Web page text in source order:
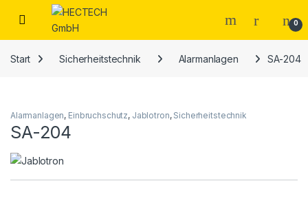
Open 0
Start Sicherheitstechnik Alarmanlagen SA-204
Alarmanlagen, Einbruchschutz, Jablotron, Sicherheitstechnik
SA-204